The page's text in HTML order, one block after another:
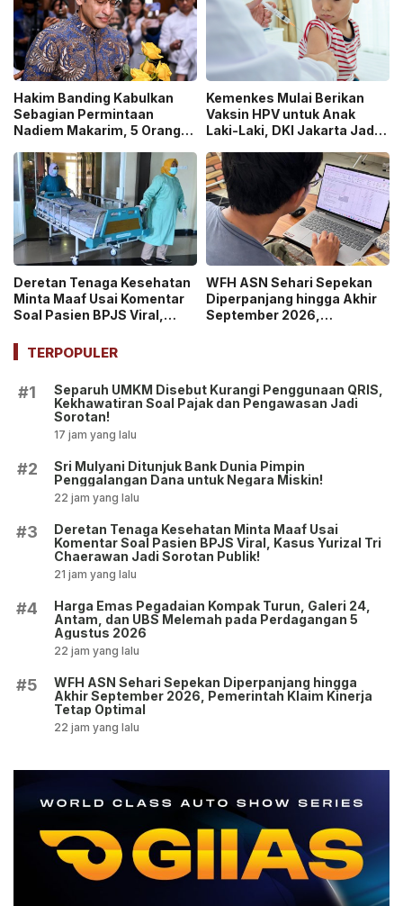
Hakim Banding Kabulkan
Sebagian Permintaan
Nadiem Makarim, 5 Orang
Kasus Chromebook!
Kemenkes Mulai Berikan
Vaksin HPV untuk Anak
Laki-Laki, DKI Jakarta Jadi
BIAS 2026
Deretan Tenaga Kesehatan
Minta Maaf Usai Komentar
Soal Pasien BPJS Viral,
Chaerawan Jadi Sorotan
Publik!
WFH ASN Sehari Sepekan
Diperpanjang hingga Akhir
September 2026,
TERPOPULER
#1
Separuh UMKM Disebut Kurangi Penggunaan QRIS,
Kekhawatiran Soal Pajak dan Pengawasan Jadi
Sorotan!
17 jam yang lalu
#2
Sri Mulyani Ditunjuk Bank Dunia Pimpin
Penggalangan Dana untuk Negara Miskin!
22 jam yang lalu
#3
Deretan Tenaga Kesehatan Minta Maaf Usai
Komentar Soal Pasien BPJS Viral, Kasus Yurizal Tri
Chaerawan Jadi Sorotan Publik!
21 jam yang lalu
#4
Harga Emas Pegadaian Kompak Turun, Galeri 24,
Antam, dan UBS Melemah pada Perdagangan 5
Agustus 2026
22 jam yang lalu
#5
WFH ASN Sehari Sepekan Diperpanjang hingga
Akhir September 2026, Pemerintah Klaim Kinerja
Tetap Optimal
22 jam yang lalu